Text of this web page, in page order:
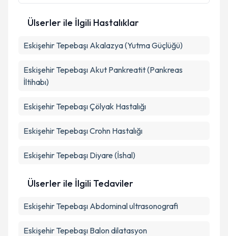
Ülserler ile İlgili Hastalıklar
Eskişehir Tepebaşı Akalazya (Yutma Güçlüğü)
Eskişehir Tepebaşı Akut Pankreatit (Pankreas
İltihabı)
Eskişehir Tepebaşı Çölyak Hastalığı
Eskişehir Tepebaşı Crohn Hastalığı
Eskişehir Tepebaşı Diyare (İshal)
Ülserler ile İlgili Tedaviler
Eskişehir Tepebaşı Abdominal ultrasonografi
Eskişehir Tepebaşı Balon dilatasyon